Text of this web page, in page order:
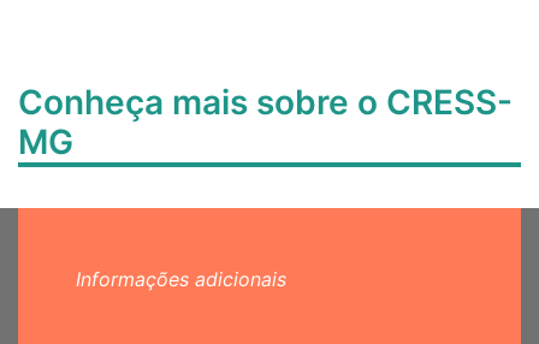
Conheça mais sobre o CRESS-
MG
Informações adicionais